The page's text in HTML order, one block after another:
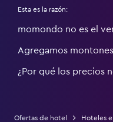
Esta es la razón:
momondo no es el
Agregamos
¿Por qué los precios
Ofertas de hotel Hoteles